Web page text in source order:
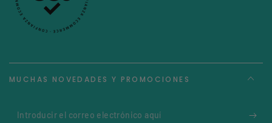
MUCHAS NOVEDADES Y PROMOCIONES
Introducir